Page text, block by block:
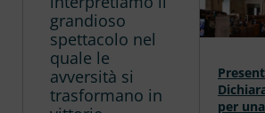
grandioso
spettacolo nel
quale le
avversità si
trasformano in
per